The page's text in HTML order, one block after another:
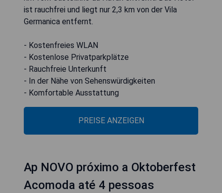
ist rauchfrei und liegt nur 2,3 km von der Vila
Germanica entfernt.
- Kostenfreies WLAN
- Kostenlose Privatparkplätze
- Rauchfreie Unterkunft
- In der Nähe von Sehenswürdigkeiten
- Komfortable Ausstattung
PREISE ANZEIGEN
Ap NOVO próximo a Oktoberfest
Acomoda até 4 pessoas